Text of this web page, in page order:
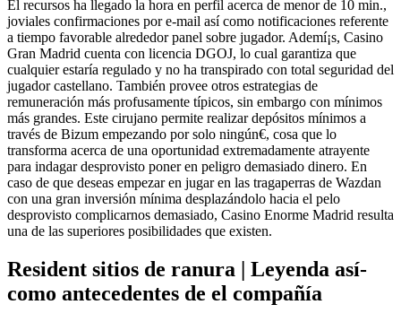
El recursos ha llegado la hora en perfil acerca de menor de 10 min.,
joviales confirmaciones por e-mail así­ como notificaciones referente
a tiempo favorable alrededor panel sobre jugador. Ademí¡s, Casino
Gran Madrid cuenta con licencia DGOJ, lo cual garantiza que
cualquier estaría regulado y no ha transpirado con total seguridad del
jugador castellano. También provee otros estrategias de
remuneración más profusamente tí­picos, sin embargo con mínimos
más grandes. Este cirujano permite realizar depósitos mínimos a
través de Bizum empezando por solo ningún€, cosa que lo
transforma acerca de una oportunidad extremadamente atrayente
para indagar desprovisto poner en peligro demasiado dinero. En
caso de que deseas empezar en jugar en las tragaperras de Wazdan
con una gran inversión mínima desplazándolo hacia el pelo
desprovisto complicarnos demasiado, Casino Enorme Madrid resulta
una de las superiores posibilidades que existen.
Resident sitios de ranura | Leyenda así­
como antecedentes de el compañía